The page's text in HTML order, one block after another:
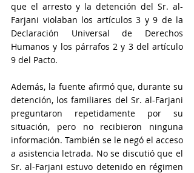
que el arresto y la detención del Sr. al-
Farjani violaban los artículos 3 y 9 de la
Declaración Universal de Derechos
Humanos y los párrafos 2 y 3 del artículo
9 del Pacto.
Además, la fuente afirmó que, durante su
detención, los familiares del Sr. al-Farjani
preguntaron repetidamente por su
situación, pero no recibieron ninguna
información. También se le negó el acceso
a asistencia letrada. No se discutió que el
Sr. al-Farjani estuvo detenido en régimen